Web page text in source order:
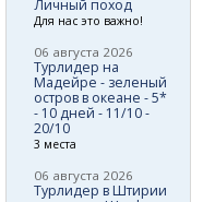
Личный поход
Для нас это важно!
06 августа 2026
Турлидер на
Мадейре - зеленый
остров в океане - 5*
- 10 дней - 11/10 -
20/10
3 места
06 августа 2026
Турлидер в Штирии